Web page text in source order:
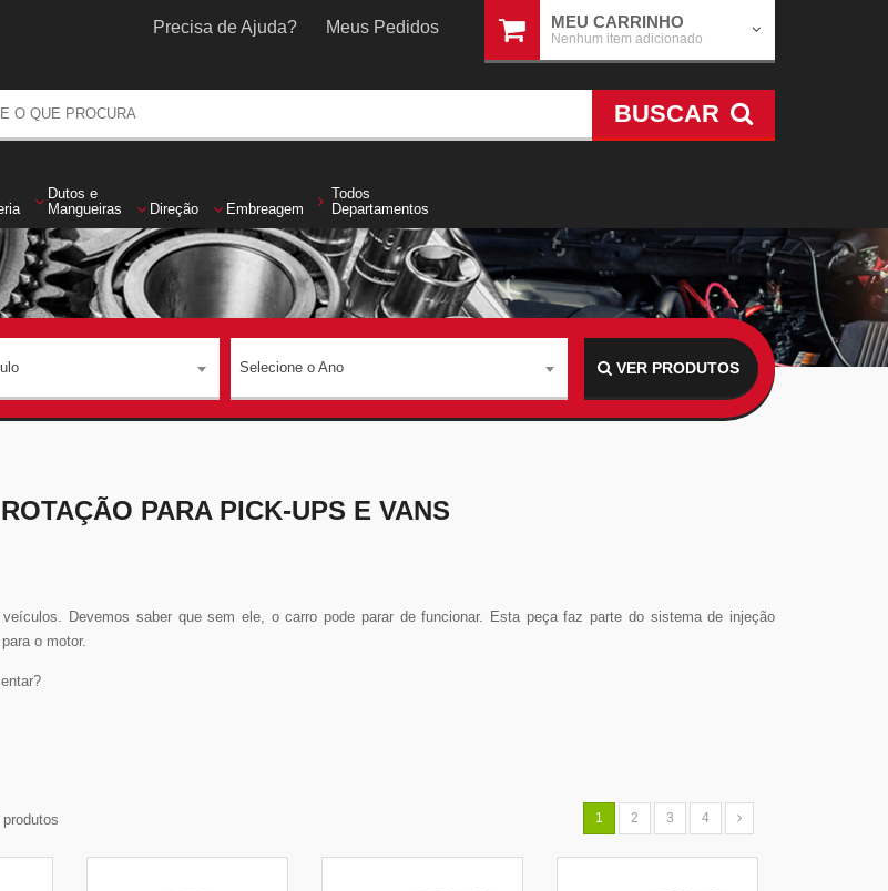
Precisa de Ajuda? Meus Pedidos MEU CARRINHO
Nenhum item adicionado
BUSCAR
Dutos e
Mangueiras
Direção Embreagem
Todos
Departamentos
Selecione o Ano VER PRODUTOS
PARA PICK-UPS E VANS
Devemos saber que sem ele, o carro pode parar de funcionar. Esta peça faz parte do sistema de injeção
o motor.
1 2 3 4